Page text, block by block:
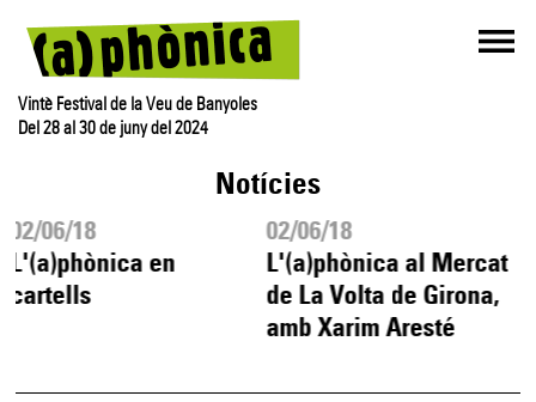
Vintè Festival de la Veu de Banyoles
Del 28 al 30 de juny del 2024
Notícies
02/06/18
L'(a)phònica en
cartells
02/06/18
L'(a)phònica al Mercat
de La Volta de Girona,
amb Xarim Aresté